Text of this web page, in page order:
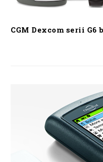
CGM Dexcom serii G6